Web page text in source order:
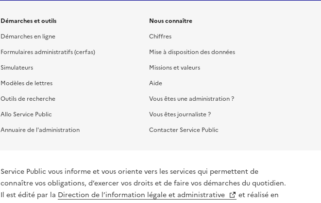
Démarches et outils
Démarches en ligne
Formulaires administratifs (cerfas)
Simulateurs
Modèles de lettres
Outils de recherche
Allo Service Public
Annuaire de l'administration
Nous connaître
Chiffres
Mise à disposition des données
Missions et valeurs
Aide
Vous êtes une administration ?
Vous êtes journaliste ?
Contacter Service Public
Service Public vous informe et vous oriente vers les services qui permettent de
connaître vos obligations, d’exercer vos droits et de faire vos démarches du quotidien.
Il est édité par la Direction de l’information légale et administrative
et réalisé en